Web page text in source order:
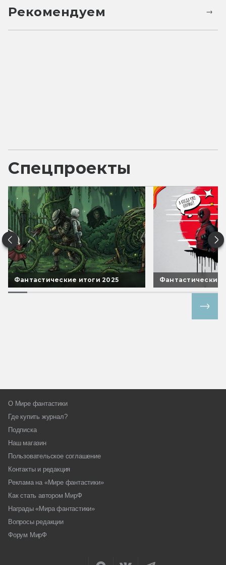
Рекомендуем
Спецпроекты
Фантастические итоги 2025 Фантастические
О Мире фантастики
Где купить журнал?
Подписка
Наш магазин
Пользовательское соглашение
Контакты и редакция
Реклама на «Мире фантастики»
Как стать автором МирФ
Награды «Мира фантастики»
Вопросы редакции
Форум МирФ